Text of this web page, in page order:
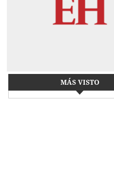
MÁS VISTO